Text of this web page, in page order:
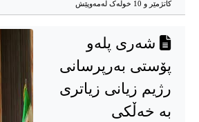
کاتژمێر و 10 خوله‌ک له‌مه‌وپێش‌
شەری پلەو
پۆستی بەرپرسانی
رژیم زیانی زیاتری
بە خەڵکی